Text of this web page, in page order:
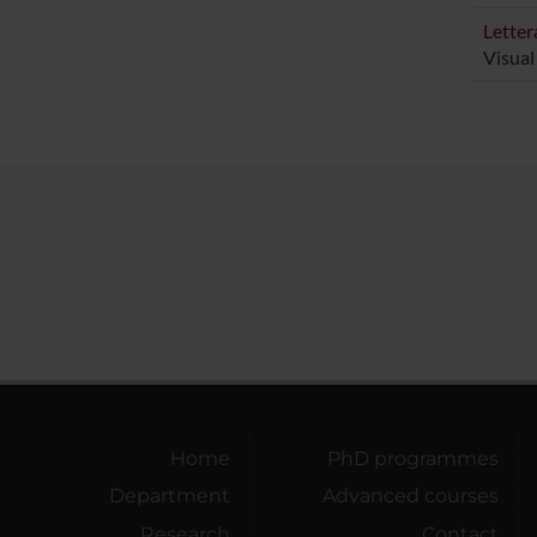
Home
Department
PhD programmes
Advanced courses